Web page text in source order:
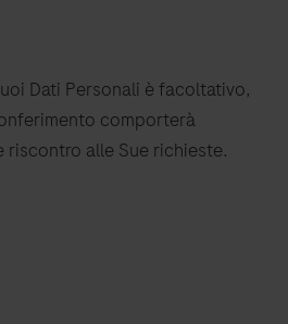
Dati Personali è facoltativo,
comporterà
riscontro alle Sue richieste.